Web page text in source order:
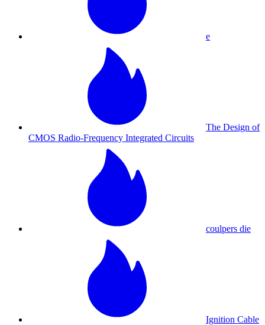
e
The Design of
CMOS Radio-Frequency Integrated Circuits
coulpers die
Ignition Cable